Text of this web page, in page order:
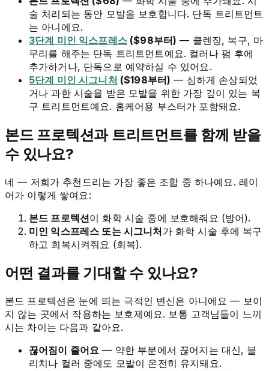
술 처리되는 동안 모발을 보호합니다. 단독 트리트먼트
는 아니에요.
3단계 미인 익스프레스($98부터) — 클렌징, 복구, 마
무리를 해주는 단독 트리트먼트예요. 컬러나 펌 후에
추가하거나, 단독으로 예약하실 수 있어요.
5단계 미인 시그니처 ($198부터) — 심하게 손상되었
거나 과한 시술을 받은 모발을 위한 가장 깊이 있는 복
구 트리트먼트예요. 홈케어용 부스터가 포함돼요.
본드 프로텍션과 트리트먼트를 함께 받을
수 있나요?
네 — 저희가 추천드리는 가장 좋은 조합 중 하나예요. 레이
어가 이렇게 쌓여요:
본드 프로텍션이 화학 시술 중에 보호해줘요 (방어).
미인 익스프레스 또는 시그니처가 화학 시술 후에 복구
하고 회복시켜줘요 (회복).
어떤 결과를 기대할 수 있나요?
본드 프로텍션은 눈에 띄는 극적인 변신은 아니에요 — 보이
지 않는 곳에서 작용하는 보호제예요. 보통 고객님들이 느끼
시는 차이는 다음과 같아요.
끊어짐이 줄어요 — 약한 부분에서 끊어지는 대신, 블
리치나 컬러 중에도 모발이 온전히 유지돼요.